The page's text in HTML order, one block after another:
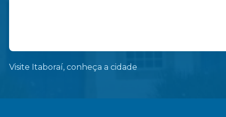
Visite Itaboraí, conheça a cidade